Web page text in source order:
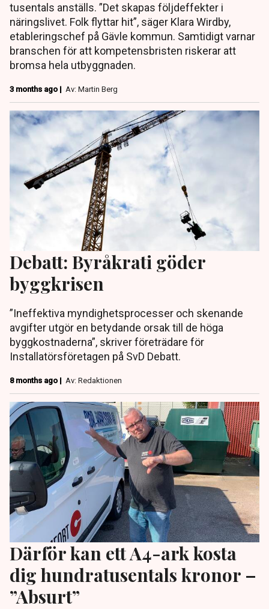
tusentals anställs. ”Det skapas följdeffekter i
näringslivet. Folk flyttar hit”, säger Klara Wirdby,
etableringschef på Gävle kommun. Samtidigt varnar
branschen för att kompetensbristen riskerar att
bromsa hela utbyggnaden.
3 months ago | Av: Martin Berg
Debatt: Byråkrati göder
byggkrisen
”Ineffektiva myndighetsprocesser och skenande
avgifter utgör en betydande orsak till de höga
byggkostnaderna”, skriver företrädare för
Installatörs­företagen på SvD Debatt.
8 months ago | Av: Redaktionen
Därför kan ett A4-ark kosta
dig hundratusentals kronor –
”Absurt”